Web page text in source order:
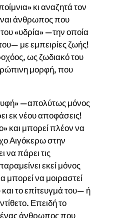
κι αναζητά τον
άνθρωπος που
«υδρία» —την οποία
με εμπειρίες ζωής!
ως ζωδιακό του
μορφή, που
—απολύτως μόνος
εκ νέου αποφά­σεις!
και μπορεί πλέον να
Αιγόκερω στην
να πάρει τις
εκεί μόνος
μπορεί να μοιραστεί
το επίτευγμά του— ή
Επειδή το
άνθρωπος που